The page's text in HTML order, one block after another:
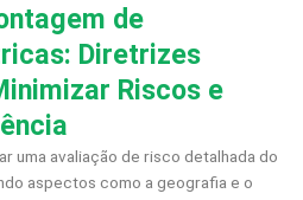
de
Diretrizes
Riscos e
uma avaliação de risco detalhada do
aspectos como a geografia e o